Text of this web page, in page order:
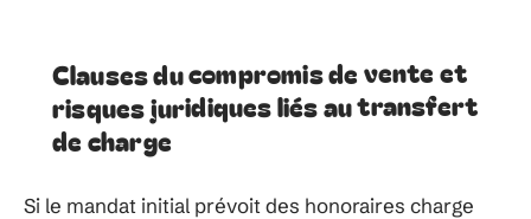
Clauses du compromis de vente et
risques juridiques liés au transfert
de charge
Si le mandat initial prévoit des honoraires charge